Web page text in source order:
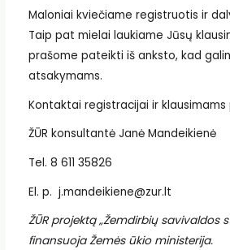
Maloniai kviečiame registruotis ir
Taip pat mielai laukiame Jūsų
prašome pateikti iš anksto, kad
atsakymams.
Kontaktai registracijai ir
ŽŪR konsultantė Janė Mandeikienė
Tel. 8 611 35826
El. p. j.mandeikiene@zur.lt
ŽŪR projektą „Žemdirbių savivaldos
finansuoja Žemės ūkio ministerija.